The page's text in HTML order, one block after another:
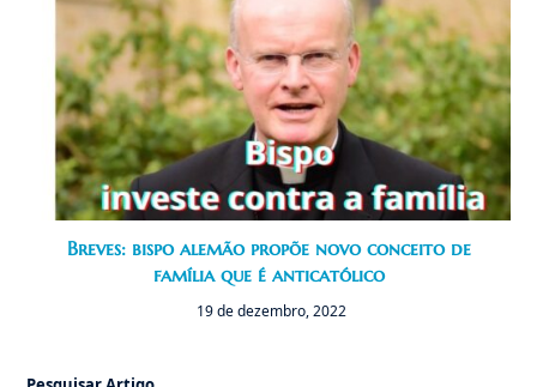
Breves: bispo alemão propõe novo conceito de
família que é anticatólico
19 de dezembro, 2022